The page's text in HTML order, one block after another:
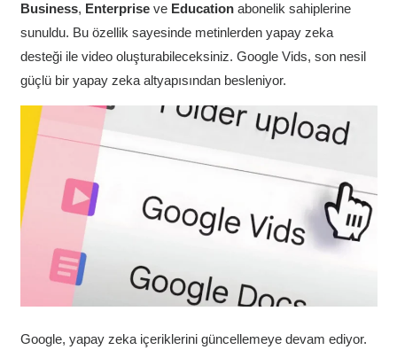
Business, Enterpriseve Educationabonelik sahiplerine
sunuldu. Bu özellik sayesinde metinlerden yapay zeka
desteği ile video oluşturabileceksiniz. Google Vids, son nesil
güçlü bir yapay zeka altyapısından besleniyor.
Google, yapay zeka içeriklerini güncellemeye devam ediyor.